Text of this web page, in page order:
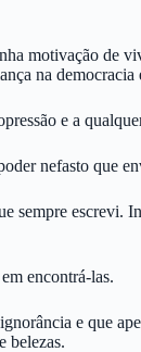
motivação de
na democracia
e a
nefasto que
escrevi.
encontrá-las.
e que
belezas.